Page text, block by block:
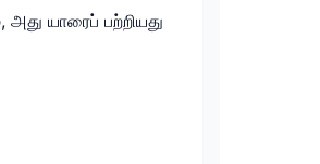
யாரைப் பற்றியது